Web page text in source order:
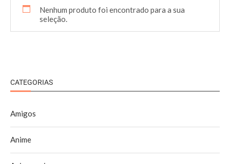
Nenhum produto foi encontrado para a sua
seleção.
CATEGORIAS
Amigos
Anime